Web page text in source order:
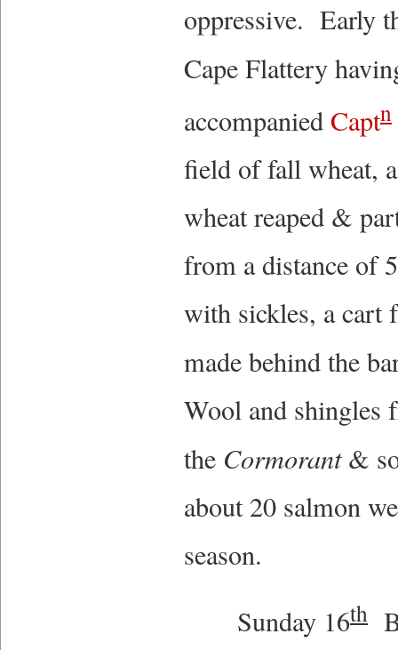
oppressive. Early
Cape Flattery
accompaniedCaptn
field of fall wheat,
wheat reaped &
from a distance of
with sickles, a cart
made behind the
Wool and shingles
the Cormorant&
about 20 salmon
season.
Sunday 16th